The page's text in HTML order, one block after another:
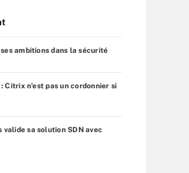
ambitions dans la sécurité
Citrix n’est pas un cordonnier si
valide sa solution SDN avec